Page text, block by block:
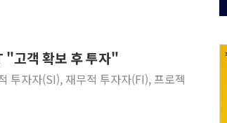
고객 확보 후 투자"
투자자(SI), 재무적 투자자(FI), 프로젝